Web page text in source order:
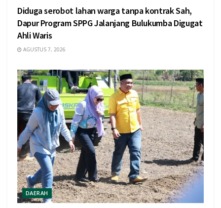
Diduga serobot lahan warga tanpa kontrak Sah,
Dapur Program SPPG Jalanjang Bulukumba Digugat
Ahli Waris
AGUSTUS 7, 2026
DAERAH